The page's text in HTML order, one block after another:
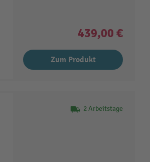
439,00 €
Zum Produkt
2 Arbeitstage